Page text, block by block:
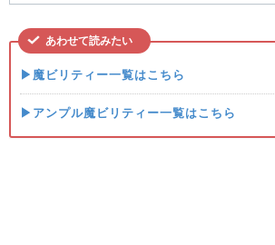
あわせて読みたい
▶魔ビリティー一覧はこちら
▶アンプル魔ビリティー一覧はこちら